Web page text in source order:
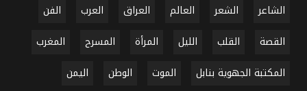
الشاعر
الشعر العالم العراق العرب
الفن
القصة
القلب الليل المرأة المسرح
المغرب
المكتبة الجهوية بنابل
الموت الوطن
اليمن